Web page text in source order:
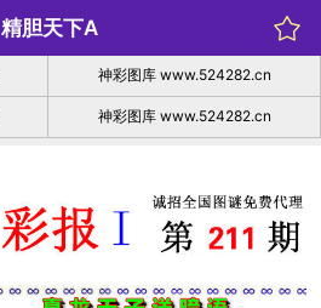
精胆天下A
神彩图库 www.524282.cn
神彩图库 www.524282.cn